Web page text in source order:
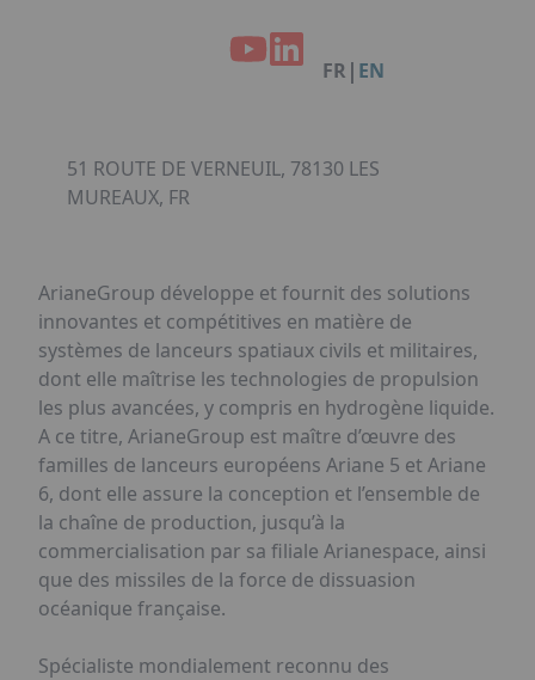
Organisation de dîners / soirées de gala
Qui sommes-nous ?
Accéder au complexe
FR | EN
51 ROUTE DE VERNEUIL, 78130 LES
MUREAUX, FR
ArianeGroup développe et fournit des solutions
innovantes et compétitives en matière de
systèmes de lanceurs spatiaux civils et militaires,
dont elle maîtrise les technologies de propulsion
les plus avancées, y compris en hydrogène liquide.
A ce titre, ArianeGroup est maître d’œuvre des
familles de lanceurs européens Ariane 5 et Ariane
6, dont elle assure la conception et l’ensemble de
la chaîne de production, jusqu’à la
commercialisation par sa filiale Arianespace, ainsi
que des missiles de la force de dissuasion
océanique française.
Spécialiste mondialement reconnu des